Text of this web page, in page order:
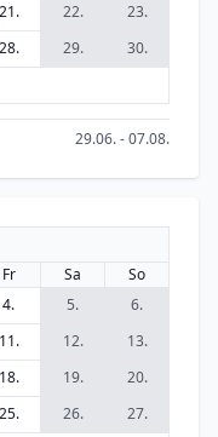
21. 22.
23.
28. 29.
30.
29.06. - 07.08.
Fr Sa
So
4. 5.
6.
11. 12.
13.
18. 19.
20.
25. 26.
27.